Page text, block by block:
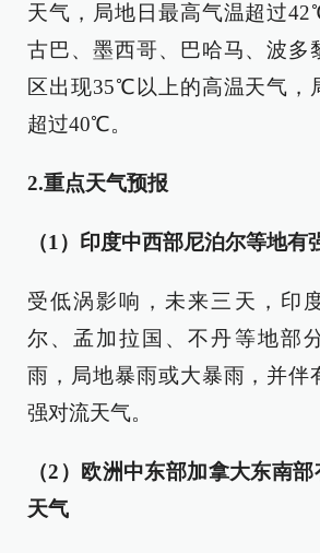
天气，局地日最高气温超过
古巴、墨西哥、巴哈马、波多
区出现35℃以上的高温天气，
超过40℃。
2.重点天气预报
（1）印度中西部尼泊尔等地有
受低涡影响，未来三天，印
尔、孟加拉国、不丹等地部
雨，局地暴雨或大暴雨，并伴
强对流天气。
（2）欧洲中东部加拿大东南
天气